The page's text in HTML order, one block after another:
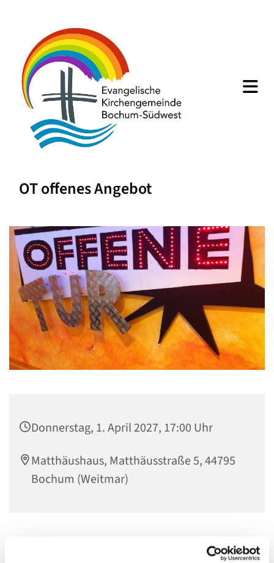
OT offenes Angebot
Donnerstag, 1. April 2027, 17:00 Uhr
Matthäushaus, Matthäusstraße 5, 44795
Bochum (Weitmar)